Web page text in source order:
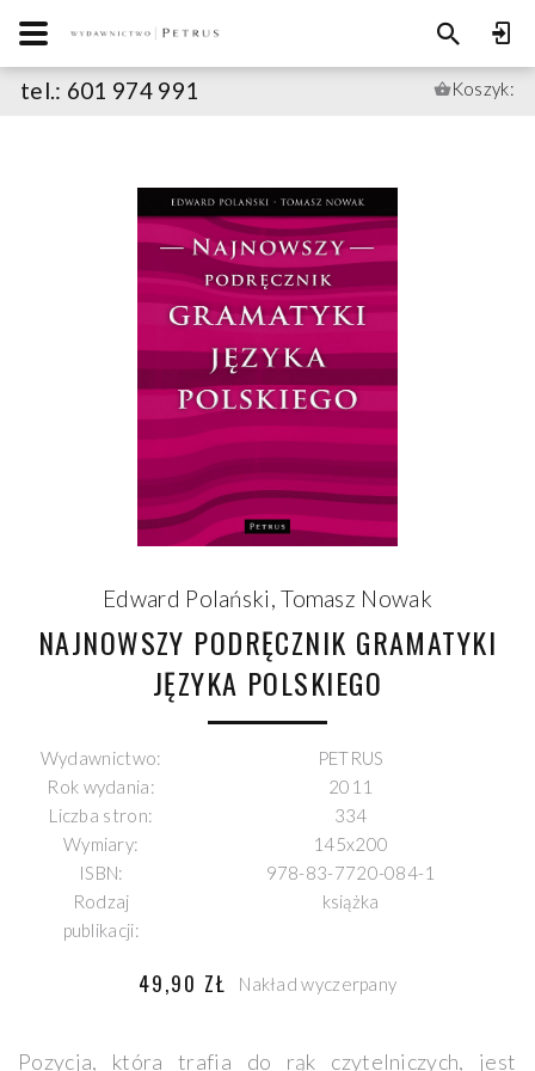
tel.: 601 974 991 Koszyk:
Edward Polański,Tomasz Nowak
NAJNOWSZY PODRĘCZNIK GRAMATYKI
JĘZYKA POLSKIEGO
Wydawnictwo:
PETRUS
Rok wydania:
2011
Liczba stron:
334
Wymiary:
145x200
ISBN:
978-83-7720-084-1
Rodzaj
publikacji:
książka
49,90 ZŁ Nakład wyczerpany
Pozycja, która trafia do rąk czytelniczych, jest